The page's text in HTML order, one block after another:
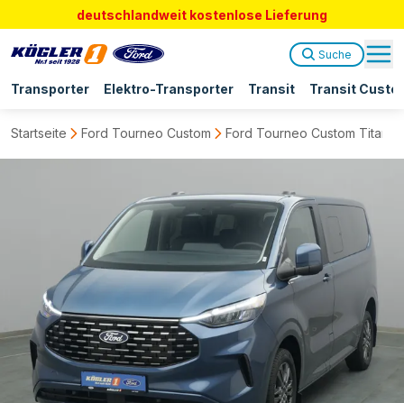
deutschlandweit kostenlose Lieferung
Transporter Elektro-Transporter Transit Transit
Suche
Startseite Ford Tourneo Custom Ford Tourneo Custom